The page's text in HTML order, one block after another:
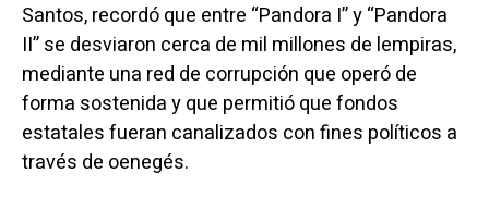
Santos, recordó que entre “Pandora I” y “Pandora
II” se desviaron cerca de mil millones de lempiras,
mediante una red de corrupción que operó de
forma sostenida y que permitió que fondos
estatales fueran canalizados con fines políticos a
través de oenegés.